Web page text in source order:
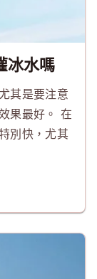
冰水嗎
其是要注意
果最好。 在
別快，尤其